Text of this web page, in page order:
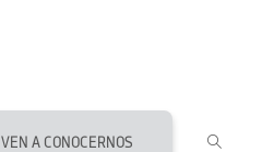
VEN A CONOCERNOS